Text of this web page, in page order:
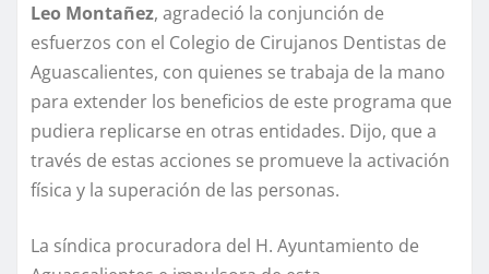
Leo Montañez, agradeció la conjunción de
esfuerzos con el Colegio de Cirujanos Dentistas de
Aguascalientes, con quienes se trabaja de la mano
para extender los beneficios de este programa que
pudiera replicarse en otras entidades. Dijo, que a
través de estas acciones se promueve la activación
física y la superación de las personas.
La síndica procuradora del H. Ayuntamiento de